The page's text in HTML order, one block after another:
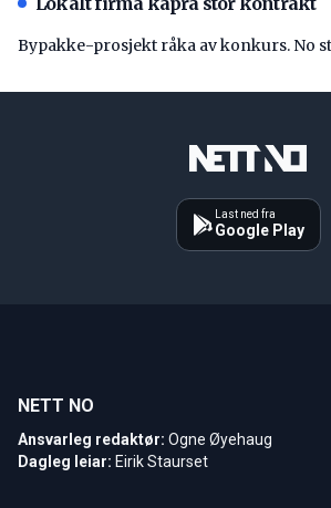
Bypakke-prosjekt råka av konkurs. No
Last ned fra
Google Play
NETT NO
Ansvarleg redaktør: Ogne Øyehaug
Dagleg leiar: Eirik Staurset